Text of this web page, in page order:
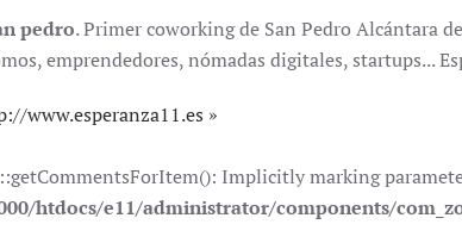
pedro. Primer coworking de San Pedro Alcántara
emprendedores, nómadas digitales, startups...
www.esperanza11.es
Implicitly marking
htdocs/e11/administrator/components/